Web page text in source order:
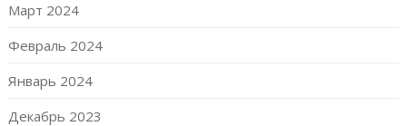
Март 2024
Февраль 2024
Январь 2024
Декабрь 2023